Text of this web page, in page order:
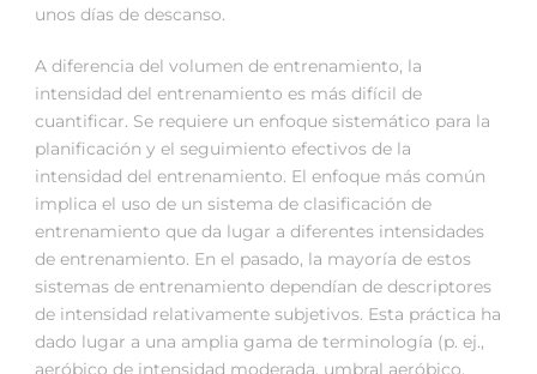
unos días de descanso.
A diferencia del volumen de entrenamiento, la
intensidad del entrenamiento es más difícil de
cuantificar. Se requiere un enfoque sistemático para la
planificación y el seguimiento efectivos de la
intensidad del entrenamiento. El enfoque más común
implica el uso de un sistema de clasificación de
entrenamiento que da lugar a diferentes intensidades
de entrenamiento. En el pasado, la mayoría de estos
sistemas de entrenamiento dependían de descriptores
de intensidad relativamente subjetivos. Esta práctica ha
dado lugar a una amplia gama de terminología (p. ej.,
aeróbico de intensidad moderada, umbral aeróbico,